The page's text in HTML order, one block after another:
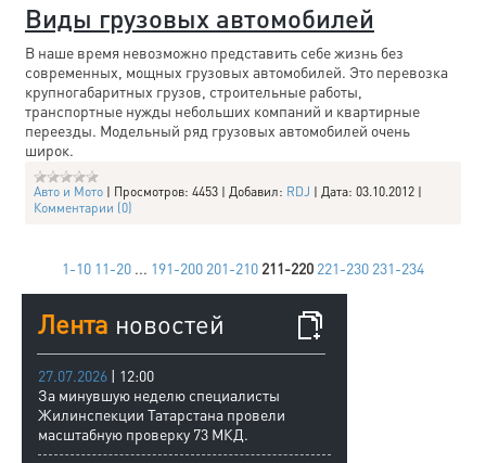
Виды грузовых автомобилей
В наше время невозможно представить себе жизнь без
современных, мощных грузовых автомобилей. Это перевозка
крупногабаритных грузов, строительные работы,
транспортные нужды небольших компаний и квартирные
переезды. Модельный ряд грузовых автомобилей очень
широк.
Авто и Мото | Просмотров: 4453 | Добавил: RDJ | Дата: 03.10.2012 |
Комментарии (0)
1-10 11-20 ... 191-200 201-210 211-220 221-230 231-234
Лента новостей
27.07.2026 | 12:00
За минувшую неделю специалисты
Жилинспекции Татарстана провели
масштабную проверку 73 МКД.